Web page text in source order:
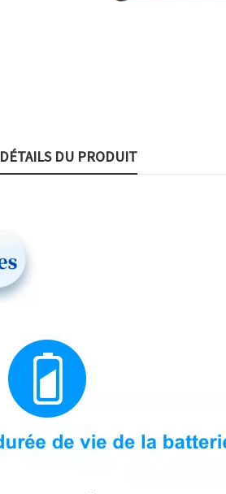
DÉTAILS DU PRODUIT